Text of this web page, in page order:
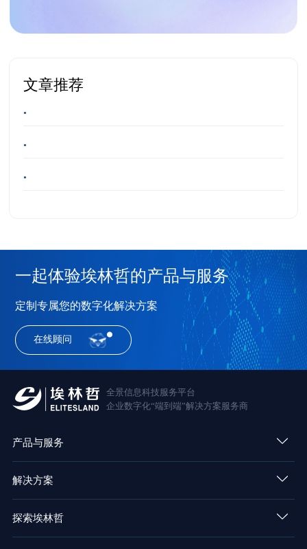
文章推荐
•
•
•
一起体验埃林哲的产品与服务
定制专属您的数字化解决方案
在线顾问
全景信息科技服务平台
企业数字化“端到端”解决方案服务商
产品与服务
解决方案
探索埃林哲